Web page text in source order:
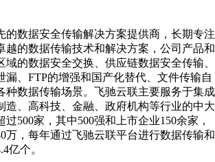
的数据安全传输解决方案提供商，长期专注
越的数据传输技术和解决方案，公司产品和
域的数据安全交换、供应链数据安全传输、
漏、FTP的增强和国产化替代、文件传输自
种数据传输场景。飞驰云联主要服务于集成
造、高科技、金融、政府机构等行业的中大
500家，其中500强和上市企业150余家，
万，每年通过飞驰云联平台进行数据传输和
亿个。